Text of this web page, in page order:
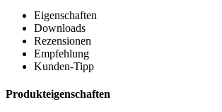
Eigenschaften
Downloads
Rezensionen
Empfehlung
Kunden-Tipp
Produkteigenschaften